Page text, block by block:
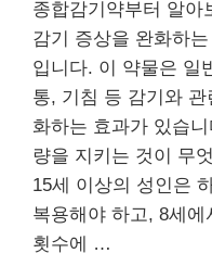
종합감기약부터 알아
감기 증상을 완화하
입니다. 이 약물은 일
통, 기침 등 감기와
화하는 효과가 있습
량을 지키는 것이 무
15세 이상의 성인은
복용해야 하고, 8세
횟수에 …